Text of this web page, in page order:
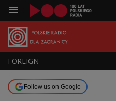
FOREIGN
Follow us on Google